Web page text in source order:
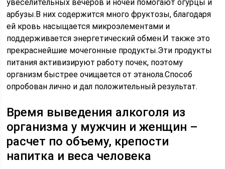
увеселительных вечеров и ночей помогают огурцы и
арбузы.В них содержится много фруктозы, благодаря
ей кровь насыщается микроэлементами и
поддерживается энергетический обмен.И также это
прекраснейшие мочегонные продукты.Эти продукты
питания активизируют работу почек, поэтому
организм быстрее очищается от этанола.Способ
опробован лично и дал положительный результат.
Время выведения алкоголя из
организма у мужчин и женщин –
расчет по объему, крепости
напитка и веса человека